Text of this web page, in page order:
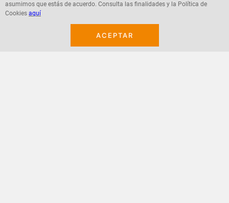
asumimos que estás de acuerdo. Consulta las finalidades y la Política de
Cookies aquí
ACEPTAR